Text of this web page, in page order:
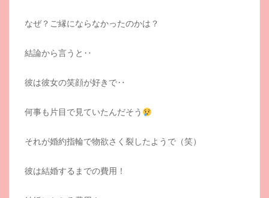
なぜ？ご縁にならなかったのかは？
結論から言うと‥
彼は彼女の笑顔が好きで‥
何事も片目で見ていたんだそう
それが婚約指輪で物欲さく裂したようで（笑）
彼は結婚するまでの費用！